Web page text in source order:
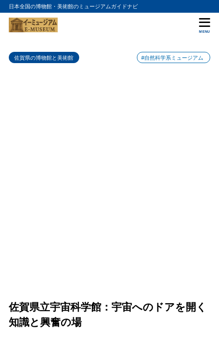
日本全国の博物館・美術館のミュージアムガイドナビ
MENU
佐賀県の博物館と美術館 #自然科学系ミュージアム
佐賀県立宇宙科学館：宇宙へのドアを開く
知識と興奮の場
目次
1 佐賀県立宇宙科学館の特徴